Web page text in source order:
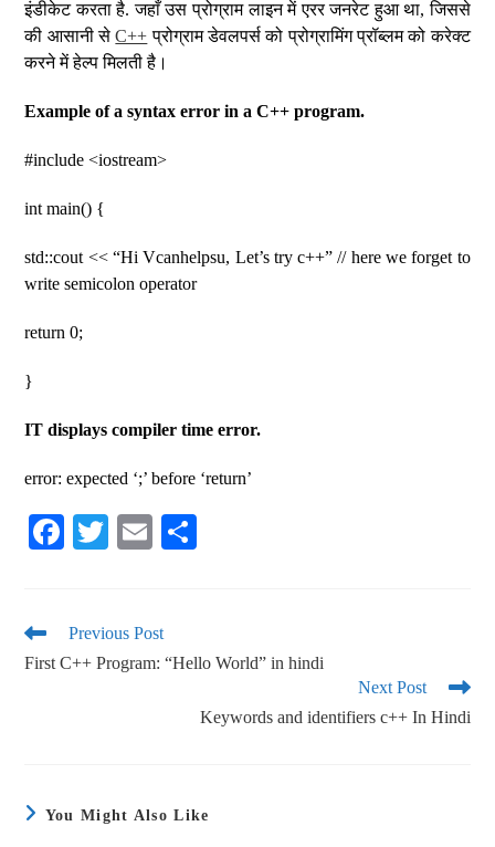
इंडीकेट करता है. जहाँ उस प्रोग्राम लाइन में एरर जनरेट हुआ था, जिससे
की आसानी सेC++ प्रोग्राम डेवलपर्स को प्रोग्रामिंग प्रॉब्लम को करेक्ट
करने में हेल्प मिलती है।
Example of a syntax error in a C++ program.
#include <iostream>
int main() {
std::cout << “Hi Vcanhelpsu, Let’s try c++” // here we forget to
write semicolon operator
return 0;
}
IT displays compiler time error.
error: expected ‘;’ before ‘return’
Fa
ok
T
r
E
Previous Post
First C++ Program: “Hello World” in hindi
Next Post
Keywords and identifiers c++ In Hindi
You Might Also Like